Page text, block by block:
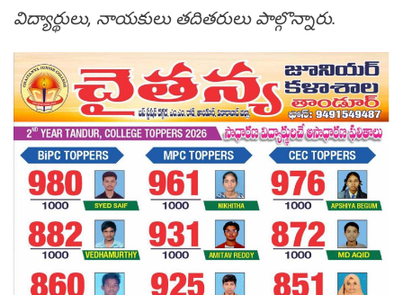
విద్యార్థులు, నాయకులు తదితరులు పాల్గొన్నారు.